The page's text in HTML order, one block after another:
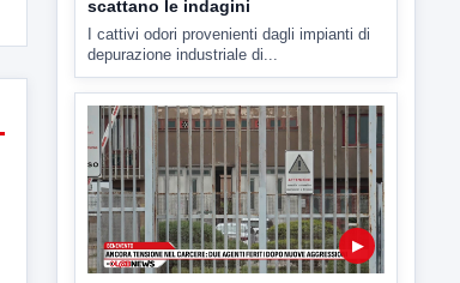
7 AGOSTO 2026 CRONACA
Ancora tensione nel carcere: due
agenti feriti dopo nuove